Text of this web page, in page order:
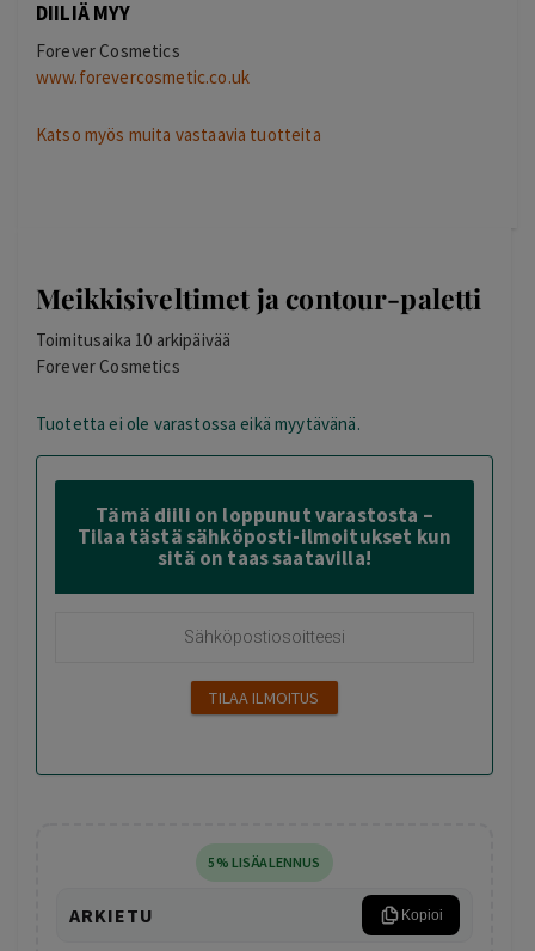
DIILIÄ MYY
Forever Cosmetics
www.forevercosmetic.co.uk
Katso myös muita vastaavia tuotteita
Meikkisiveltimet ja contour-paletti
Toimitusaika 10 arkipäivää
Forever Cosmetics
Tuotetta ei ole varastossa eikä myytävänä.
Tämä diili on loppunut varastosta –
Tilaa tästä sähköposti-ilmoitukset kun
sitä on taas saatavilla!
5% LISÄALENNUS
ARKIETU Kopioi